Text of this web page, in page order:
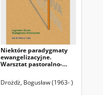
Niektóre paradygmaty
ewangelizacyjne.
Warsztat pastoralno-
Drożdż, Bogusław (1963- )